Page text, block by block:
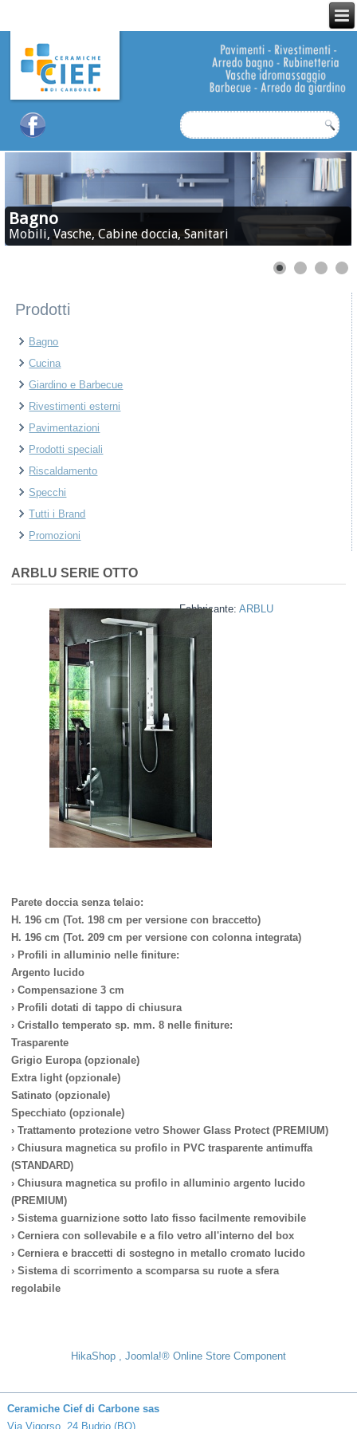
Bagno
Mobili, Vasche, Cabine doccia, Sanitari
Prodotti
Bagno
Cucina
Giardino e Barbecue
Rivestimenti esterni
Pavimentazioni
Prodotti speciali
Riscaldamento
Specchi
Tutti i Brand
Promozioni
ARBLUSERIE OTTO
Fabbricante: ARBLU
Parete doccia senza telaio:
H. 196 cm (Tot. 198 cm per versione con braccetto)
H. 196 cm (Tot. 209 cm per versione con colonna integrata)
› Profili in alluminio nelle finiture:
Argento lucido
› Compensazione 3 cm
› Profili dotati di tappo di chiusura
› Cristallo temperato sp. mm. 8 nelle finiture:
Trasparente
Grigio Europa (opzionale)
Extra light (opzionale)
Satinato (opzionale)
Specchiato (opzionale)
› Trattamento protezione vetro Shower Glass Protect (PREMIUM)
› Chiusura magnetica su profilo in PVC trasparente antimuffa
(STANDARD)
› Chiusura magnetica su profilo in alluminio argento lucido
(PREMIUM)
› Sistema guarnizione sotto lato fisso facilmente removibile
› Cerniera con sollevabile e a filo vetro all'interno del box
› Cerniera e braccetti di sostegno in metallo cromato lucido
› Sistema di scorrimento a scomparsa su ruote a sfera
regolabile
HikaShop , Joomla!® Online Store Component
Ceramiche Cief di Carbone sas
Via Vigorso, 24 Budrio (BO)